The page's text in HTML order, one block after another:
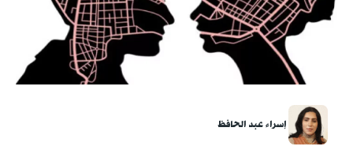
إسراء عبد الحافظ